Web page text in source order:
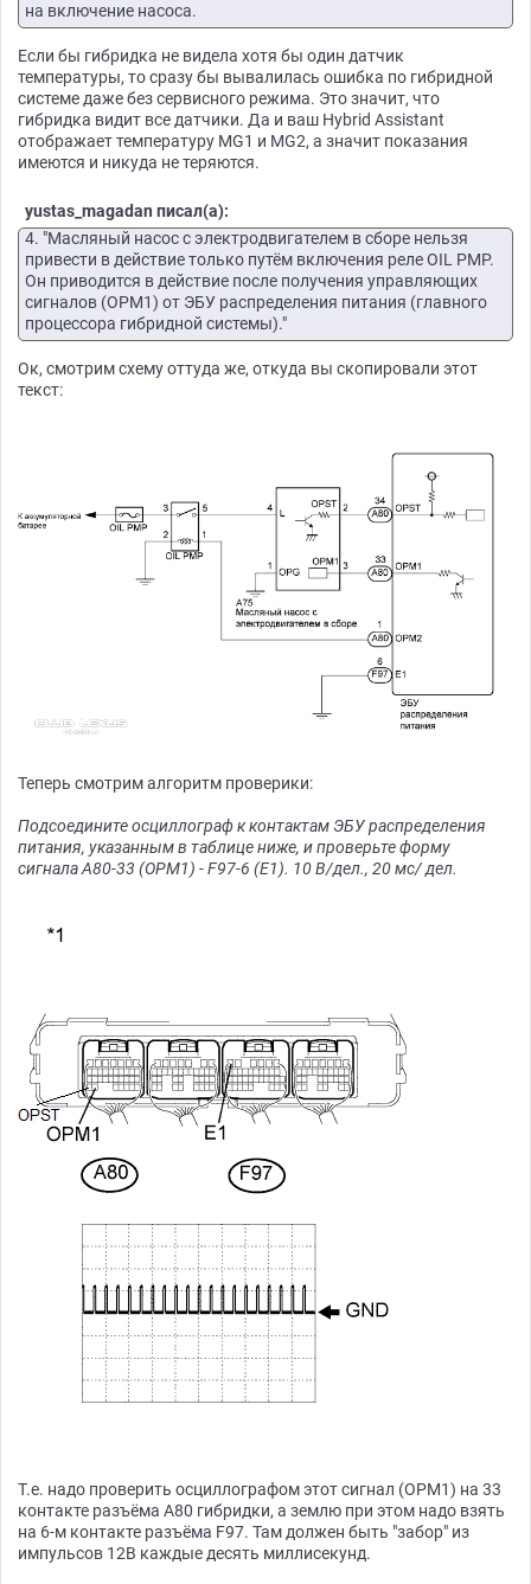
на включение насоса.
Если бы гибридка не видела хотя бы один датчик
температуры, то сразу бы вывалилась ошибка по гибридной
системе даже без сервисного режима. Это значит, что
гибридка видит все датчики. Да и ваш Hybrid Assistant
отображает температуру MG1 и MG2, а значит показания
имеются и никуда не теряются.
yustas_magadan писал(а):
4. "Масляный насос с электродвигателем в сборе нельзя
привести в действие только путём включения реле OIL PMP.
Он приводится в действие после получения управляющих
сигналов (OPM1) от ЭБУ распределения питания (главного
процессора гибридной системы)."
Ок, смотрим схему оттуда же, откуда вы скопировали этот
текст:
Теперь смотрим алгоритм проверики:
Подсоедините осциллограф к контактам ЭБУ распределения
питания, указанным в таблице ниже, и проверьте форму
сигнала A80-33 (OPM1) - F97-6 (E1). 10 В/дел., 20 мс/ дел.
Т.е. надо проверить осциллографом этот сигнал (OPM1) на 33
контакте разъёма A80 гибридки, а землю при этом надо взять
на 6-м контакте разъёма F97. Там должен быть "забор" из
импульсов 12В каждые десять миллисекунд.